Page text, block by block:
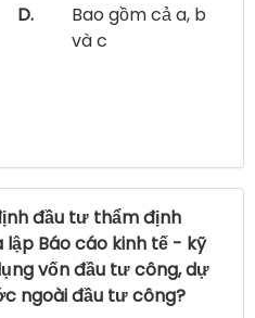
D.
Bao gồm cả a, b
và c
đầu tư thẩm định
Báo cáo kinh tế - kỹ
vốn đầu tư công, dự
ngoài đầu tư công?